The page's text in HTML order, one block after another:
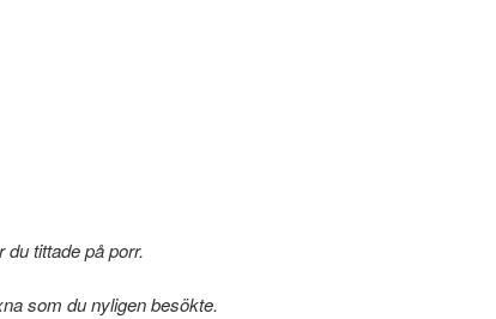
tittade på porr.
som du nyligen besökte.